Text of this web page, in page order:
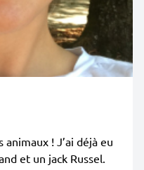
! J’ai déjà eu
et un jack Russel.